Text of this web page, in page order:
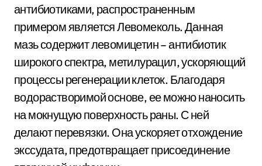
антибиотиками, распространенным
примером является Левомеколь. Данная
мазь содержит левомицетин – антибиотик
широкого спектра, метилурацил, ускоряющий
процессы регенерации клеток. Благодаря
водорастворимой основе, ее можно наносить
на мокнущую поверхность раны. С ней
делают перевязки. Она ускоряет отхождение
экссудата, предотвращает присоединение